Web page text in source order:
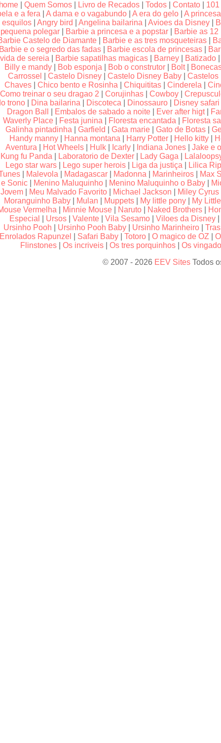
|Quem Somos Livro de Recados |Todos |Contato
e a fera
A dama e o vagabundo A era do gelo
A
esquilos
Angry bird Angelina bailarina Avioes da Disney
pequena polegar
Barbie a princesa e a popstar
Barbie as
Castelo de Diamante
Barbie e as tres mosqueteiras
e o segredo das fadas
Barbie escola de princesas
vida de sereia
Barbie sapatilhas magicas Barney Batizado
Billy e mandy
Bob esponja Bob o construtor Bolt|
Carrossel
|Castelo Disney |Castelo Disney Baby |Castelos
Chaves
Chico bento e Rosinha Chiquititas Cinderela
Como treinar o seu dragao 2 |Corujinhas |Cowboy |
trono
Dina bailarina Discoteca Dinossauro Disney safari
Dragon Ball
Embalos de sabado a noite Ever after higt|
Waverly Place
Festa junina Floresta encantada
Floresta
Galinha pintadinha |Garfield |Gata marie |Gato de Botas |
Handy manny
Hanna montana Harry Potter Hello kitty
Aventura
Hot Wheels Hulk Icarly Indiana Jones
Jake e
Kung fu Panda
Laboratorio de Dexter Lady Gaga
Lego star wars
Lego super herois Liga da justiça
Lilica
Malevola Madagascar Madonna Marinheiros
Max
e Sonic
Menino Maluquinho Menino Maluquinho o Baby
Jovem
Meu Malvado Favorito Michael Jackson Miley Cyrus
Moranguinho Baby
Mulan Muppets My little pony
My
Vermelha
Minnie Mouse Naruto Naked Brothers
Especial
Ursos |Valente |Vila Sesamo |Viloes da Disney
Ursinho Pooh
Ursinho Pooh Baby Ursinho Marinheiro |
Enrolados Rapunzel
Safari Baby Totoro O magico de OZ
Flinstones |Os incriveis |Os tres porquinhos |Os
© 2007 - 2026 EEV Sites Todos